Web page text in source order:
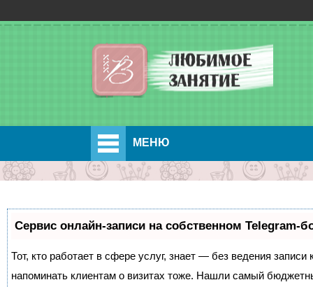
МЕНЮ
Сервис онлайн-записи на собственном Telegram-
Тот, кто работает в сфере услуг, знает — без ведения
напоминать клиентам о визитах тоже. Нашли самый